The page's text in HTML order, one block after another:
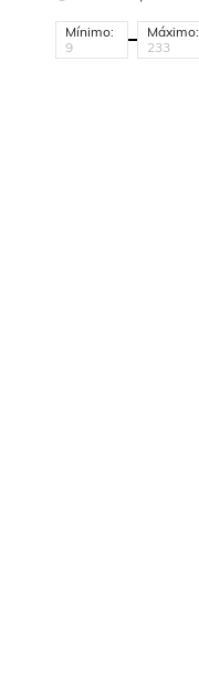
Mínimo: Máximo: